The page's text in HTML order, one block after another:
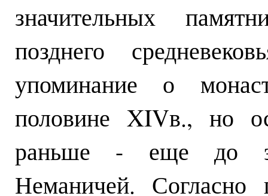
значительных
позднего
упоминание о
половине XIVв., но
раньше - еще до
Неманичей.